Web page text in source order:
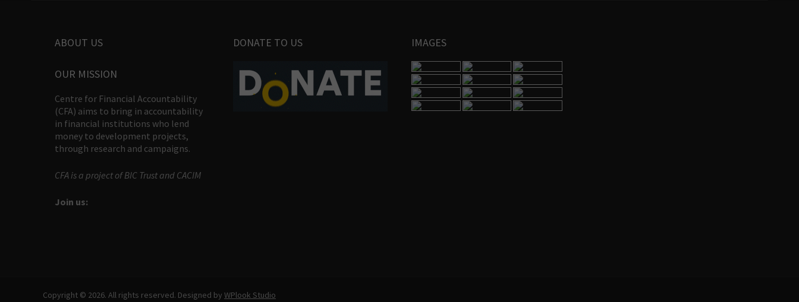
ABOUT US
OUR MISSION
Centre for Financial Accountability
(CFA) aims to bring in accountability
in financial institutions who lend
money to development projects,
through research and campaigns.
CFA is a project of BIC Trust and CACIM
Join us:
DONATE TO US IMAGES
Copyright © 2026. All rights reserved. Designed by WPlook Studio